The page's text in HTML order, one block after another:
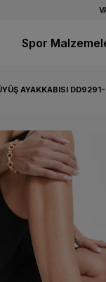
Spor
AYAKKABISI